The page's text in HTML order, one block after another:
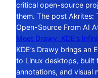
critical open-source
them. The post
Open-Source From AI
Meet Drawy, KDE’s
KDE’s Drawy brings
to Linux desktops, built
annotations, and visual